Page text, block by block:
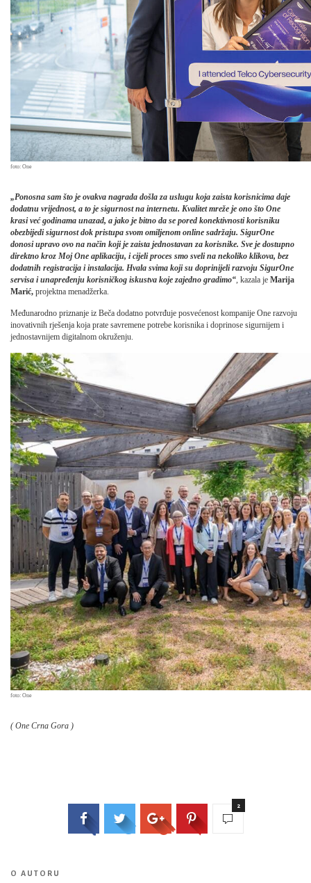
foto: One
„Ponosna sam što je ovakva nagrada došla za uslugu koja zaista korisnicima daje
dodatnu vrijednost, a to je sigurnost na internetu. Kvalitet mreže je ono što One
krasi već godinama unazad, a jako je bitno da se pored konektivnosti korisniku
obezbijedi sigurnost dok pristupa svom omiljenom online sadržaju. SigurOne
donosi upravo ovo na način koji je zaista jednostavan za korisnike. Sve je dostupno
direktno kroz Moj One aplikaciju, i cijeli proces smo sveli na nekoliko klikova, bez
dodatnih registracija i instalacija. Hvala svima koji su doprinijeli razvoju SigurOne
servisa i unapređenju korisničkog iskustva koje zajedno gradimo“, kazala je Marija
Marić, projektna menadžerka.
Međunarodno priznanje iz Beča dodatno potvrđuje posvećenost kompanije One razvoju
inovativnih rješenja koja prate savremene potrebe korisnika i doprinose sigurnijem i
jednostavnijem digitalnom okruženju.
foto: One
( One Crna Gora )
2
O AUTORU